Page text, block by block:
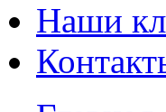
Наши